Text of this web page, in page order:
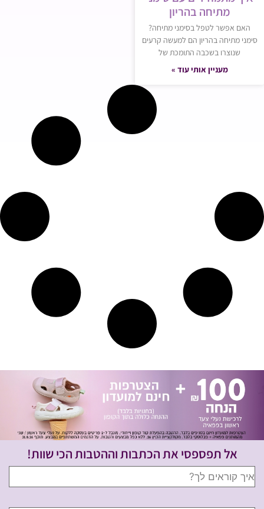
מתיחה בהריון
האם אפשר לטפל בסימני מתיחה?
סימני מתיחה בהריון הם למעשה קרעים
שנוצרו בשכבה התומכת של
מעניין אותי עוד »
אל תפספסי את הכתבות וההטבות הכי שוות!